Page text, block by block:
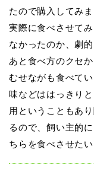
たので購入してみま
実際に食べさせて
なかったのか、劇
あと食べ方のクセ
むせながも食べてい
味などははっきり
用ということもあ
るので、飼い主的
ちらを食べさせた